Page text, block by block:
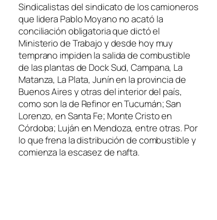
Sindicalistas del sindicato de los camioneros
que lidera Pablo Moyano no acató la
conciliación obligatoria que dictó el
Ministerio de Trabajo y desde hoy muy
temprano impiden la salida de combustible
de las plantas de Dock Sud, Campana, La
Matanza, La Plata, Junín en la provincia de
Buenos Aires y otras del interior del país,
como son la de Refinor en Tucumán; San
Lorenzo, en Santa Fe; Monte Cristo en
Córdoba; Luján en Mendoza, entre otras. Por
lo que frena la distribución de combustible y
comienza la escasez de nafta.